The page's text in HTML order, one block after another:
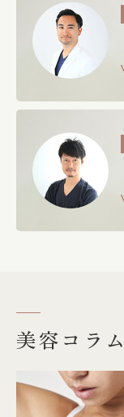
美容コラム